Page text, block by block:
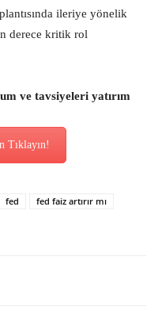
ileriye yönelik
derece kritik rol
ve tavsiyeleri yatırım
Tıklayın!
fed
fed faiz artırır mı